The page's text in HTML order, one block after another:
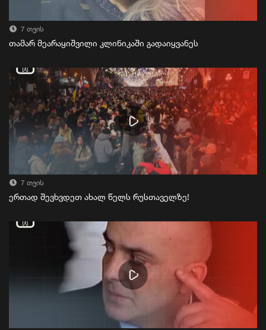
7 თვის
თამარ მეარაყიშვილი კლინიკაში გადაიყვანეს
7 თვის
ერთად შევხვდეთ ახალ წელს რუსთაველზე!